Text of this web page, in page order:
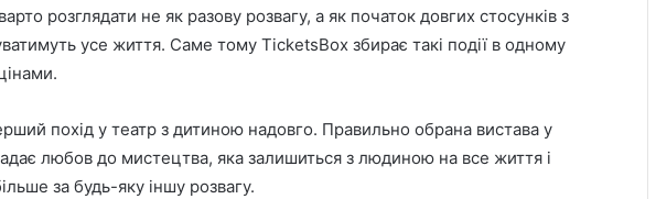
розглядати не як разову розвагу, а як початок довгих стосунків з
усе життя. Саме тому TicketsBox збирає такі події в одному
похід у театр з дитиною надовго. Правильно обрана вистава у
любов до мистецтва, яка залишиться з людиною на все життя і
за будь-яку іншу розвагу.